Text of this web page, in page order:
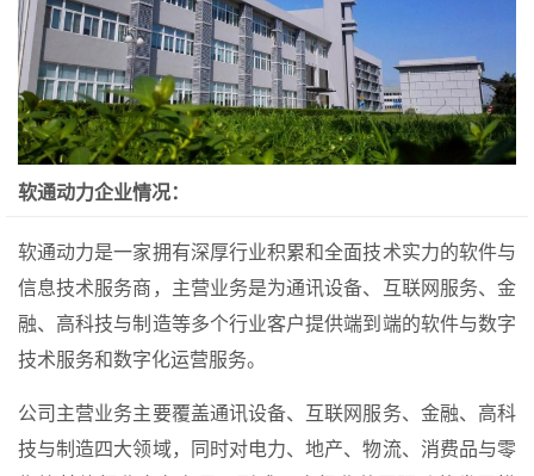
软通动力企业情况：
软通动力是一家拥有深厚行业积累和全面技术实力的软件与
信息技术服务商，主营业务是为通讯设备、互联网服务、金
融、高科技与制造等多个行业客户提供端到端的软件与数字
技术服务和数字化运营服务。
公司主营业务主要覆盖通讯设备、互联网服务、金融、高科
技与制造四大领域，同时对电力、地产、物流、消费品与零